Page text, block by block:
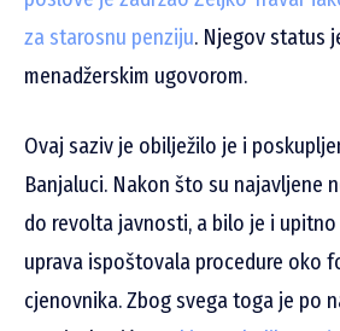
za starosnu penziju. Njegov status
menadžerskim ugovorom.
Ovaj saziv je obilježilo je i
Banjaluci. Nakon što su najavljene
do revolta javnosti, a bilo je i upitno
uprava ispoštovala procedure oko
cjenovnika. Zbog svega toga je po